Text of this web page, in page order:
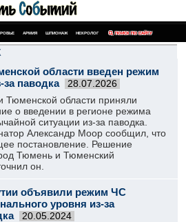
АРМИЯ ШПИОНАЖ НЕКРОЛОГ ПОИСК ПО САЙТУ
области введен режим
паводка
28.07.2026
Тюменской области приняли
о введении в регионе режима
ситуации из-за паводка.
Александр Моор сообщил, что
постановление. Решение
Тюмень и Тюменский
он.
объявили режим ЧС
уровня из-за
20.05.2024